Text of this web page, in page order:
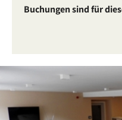
Buchungen sind für